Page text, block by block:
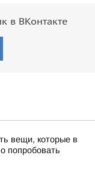
в ВКонтакте
вещи, которые в
попробовать